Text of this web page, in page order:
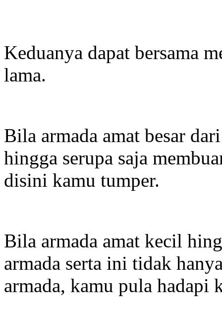
Keduanya dapat bersama
lama.
Bila armada amat besar
hingga serupa saja
disini kamu tumper.
Bila armada amat kecil
armada serta ini tidak
armada, kamu pula hadapi